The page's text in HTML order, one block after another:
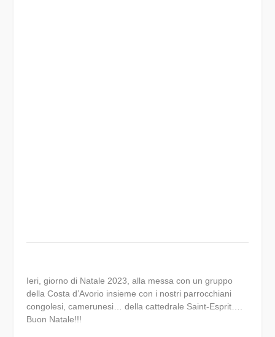
Ieri, giorno di Natale 2023, alla messa con un gruppo
della Costa d’Avorio insieme con i nostri parrocchiani
congolesi, camerunesi… della cattedrale Saint-Esprit….
Buon Natale!!!